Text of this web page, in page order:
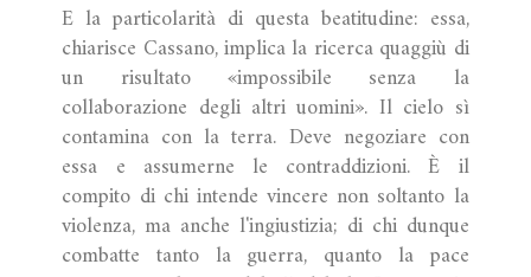
E la particolarità di questa beatitudine: essa,
chiarisce Cassano, implica la ricerca quaggiù di
un risultato «impossibile senza la
collaborazione degli altri uomini». Il cielo sì
contamina con la terra. Deve negoziare con
essa e assumerne le contraddizioni. È il
compito di chi intende vincere non soltanto la
violenza, ma anche l'ingiustizia; di chi dunque
combatte tanto la guerra, quanto la pace